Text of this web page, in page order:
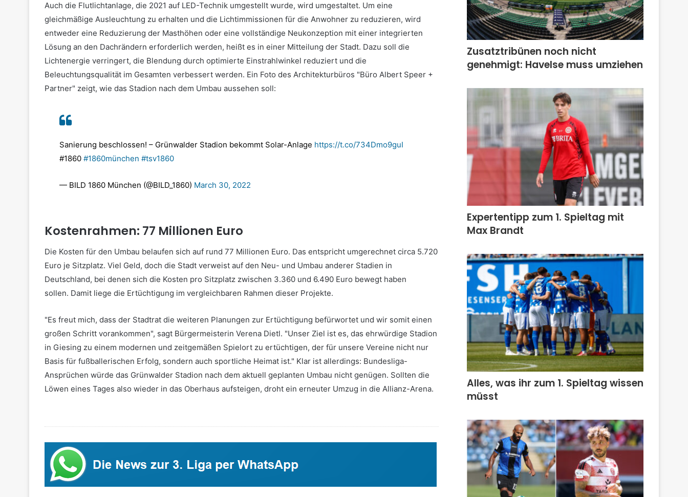
Auch die Flutlichtanlage, die 2021 auf LED-Technik umgestellt wurde, wird umgestaltet. Um eine
gleichmäßige Ausleuchtung zu erhalten und die Lichtimmissionen für die Anwohner zu reduzieren, wird
entweder eine Reduzierung der Masthöhen oder eine vollständige Neukonzeption mit einer integrierten
Lösung an den Dachrändern erforderlich werden, heißt es in einer Mitteilung der Stadt. Dazu soll die
Lichtenergie verringert, die Blendung durch optimierte Einstrahlwinkel reduziert und die
Beleuchtungsqualität im Gesamten verbessert werden. Ein Foto des Architekturbüros "Büro Albert Speer +
Partner" zeigt, wie das Stadion nach dem Umbau aussehen soll:
Sanierung beschlossen! – Grünwalder Stadion bekommt Solar-Anlage https://t.co/734Dmo9guI
#1860 #1860münchen #tsv1860
— BILD 1860 München (@BILD_1860) March 30, 2022
Kostenrahmen: 77 Millionen Euro
Die Kosten für den Umbau belaufen sich auf rund 77 Millionen Euro. Das entspricht umgerechnet circa 5.720
Euro je Sitzplatz. Viel Geld, doch die Stadt verweist auf den Neu- und Umbau anderer Stadien in
Deutschland, bei denen sich die Kosten pro Sitzplatz zwischen 3.360 und 6.490 Euro bewegt haben
sollen. Damit liege die Ertüchtigung im vergleichbaren Rahmen dieser Projekte.
"Es freut mich, dass der Stadtrat die weiteren Planungen zur Ertüchtigung befürwortet und wir somit einen
großen Schritt vorankommen", sagt Bürgermeisterin Verena Dietl. "Unser Ziel ist es, das ehrwürdige Stadion
in Giesing zu einem modernen und zeitgemäßen Spielort zu ertüchtigen, der für unsere Vereine nicht nur
Basis für fußballerischen Erfolg, sondern auch sportliche Heimat ist." Klar ist allerdings: Bundesliga-
Ansprüchen würde das Grünwalder Stadion nach dem aktuell geplanten Umbau nicht genügen. Sollten die
Löwen eines Tages also wieder in das Oberhaus aufsteigen, droht ein erneuter Umzug in die Allianz-Arena.
Zusatztribünen noch nicht
genehmigt: Havelse muss umziehen
Expertentipp zum 1. Spieltag mit
Max Brandt
Alles, was ihr zum 1. Spieltag wissen
müsst